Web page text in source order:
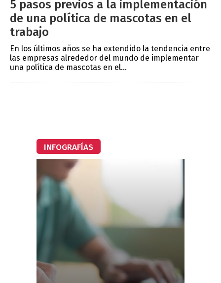
5 pasos previos a la implementación
de una política de mascotas en el
trabajo
En los últimos años se ha extendido la tendencia entre
las empresas alrededor del mundo de implementar
una política de mascotas en el...
INFOGRAFÍAS